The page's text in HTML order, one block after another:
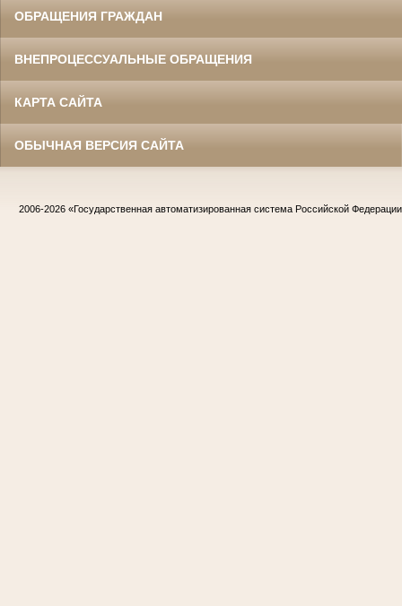
ОБРАЩЕНИЯ ГРАЖДАН
ВНЕПРОЦЕССУАЛЬНЫЕ ОБРАЩЕНИЯ
КАРТА САЙТА
ОБЫЧНАЯ ВЕРСИЯ САЙТА
2006-2026 «Государственная автоматизированная система Российской